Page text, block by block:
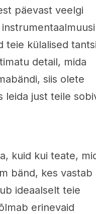
päevast veelgi
teie külalised
detail, mida
siis olete
leida just teile
kuid kui teate,
bänd, kes vastab
ideaalselt teie
erinevaid